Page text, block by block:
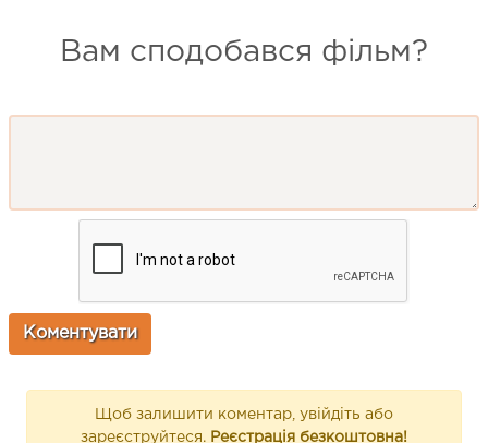
Вам сподобався фільм?
Щоб залишити коментар, увійдіть або
зареєструйтеся. Реєстрація безкоштовна!